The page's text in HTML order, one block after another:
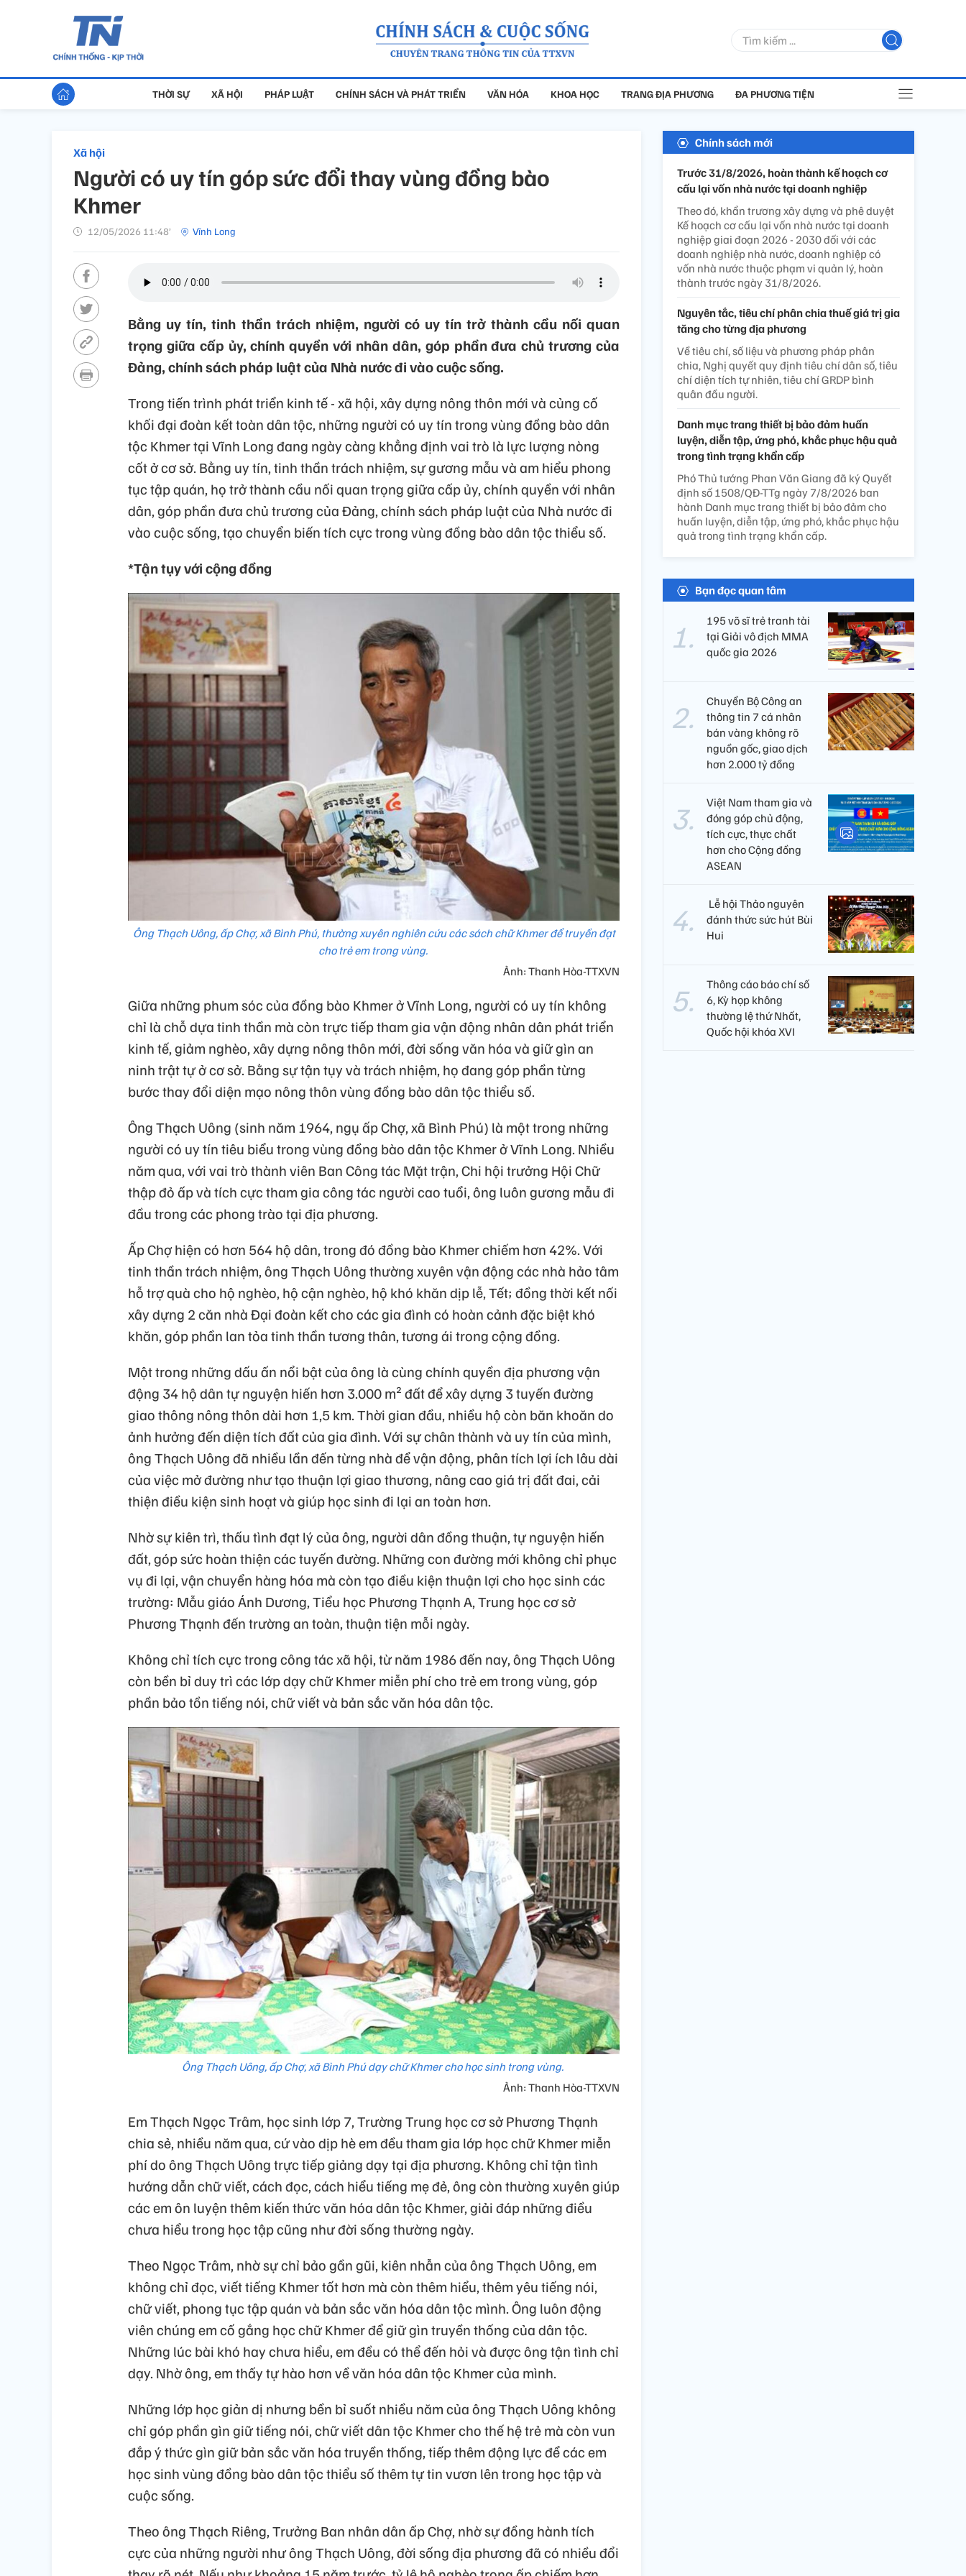
THỜI SỰ XÃ HỘI PHÁP LUẬT CHÍNH SÁCH VÀ PHÁT TRIỂN VĂN HÓA KHOA HỌC TRANG ĐỊA PHƯƠNG ĐA PHƯƠNG TIỆN
Xã hội
Người có uy tín góp sức đổi thay vùng đồng bào
Khmer
12/05/2026 11:48’ Vĩnh Long
Bằng uy tín, tinh thần trách nhiệm, người có uy tín trở thành cầu nối quan
trọng giữa cấp ủy, chính quyền với nhân dân, góp phần đưa chủ trương của
Đảng, chính sách pháp luật của Nhà nước đi vào cuộc sống.
Trong tiến trình phát triển kinh tế - xã hội, xây dựng nông thôn mới và củng cố
khối đại đoàn kết toàn dân tộc, những người có uy tín trong vùng đồng bào dân
tộc Khmer tại Vĩnh Long đang ngày càng khẳng định vai trò là lực lượng nòng
cốt ở cơ sở. Bằng uy tín, tinh thần trách nhiệm, sự gương mẫu và am hiểu phong
tục tập quán, họ trở thành cầu nối quan trọng giữa cấp ủy, chính quyền với nhân
dân, góp phần đưa chủ trương của Đảng, chính sách pháp luật của Nhà nước đi
vào cuộc sống, tạo chuyển biến tích cực trong vùng đồng bào dân tộc thiểu số.
*Tận tụy với cộng đồng
Ông Thạch Uông, ấp Chợ, xã Bình Phú, thường xuyên nghiên cứu các sách chữ Khmer để truyền đạt
cho trẻ em trong vùng.
Ảnh: Thanh Hòa-TTXVN
Giữa những phum sóc của đồng bào Khmer ở Vĩnh Long, người có uy tín không
chỉ là chỗ dựa tinh thần mà còn trực tiếp tham gia vận động nhân dân phát triển
kinh tế, giảm nghèo, xây dựng nông thôn mới, đời sống văn hóa và giữ gìn an
ninh trật tự ở cơ sở. Bằng sự tận tụy và trách nhiệm, họ đang góp phần từng
bước thay đổi diện mạo nông thôn vùng đồng bào dân tộc thiểu số.
Ông Thạch Uông (sinh năm 1964, ngụ ấp Chợ, xã Bình Phú) là một trong những
người có uy tín tiêu biểu trong vùng đồng bào dân tộc Khmer ở Vĩnh Long. Nhiều
năm qua, với vai trò thành viên Ban Công tác Mặt trận, Chi hội trưởng Hội Chữ
thập đỏ ấp và tích cực tham gia công tác người cao tuổi, ông luôn gương mẫu đi
đầu trong các phong trào tại địa phương.
Ấp Chợ hiện có hơn 564 hộ dân, trong đó đồng bào Khmer chiếm hơn 42%. Với
tinh thần trách nhiệm, ông Thạch Uông thường xuyên vận động các nhà hảo tâm
hỗ trợ quà cho hộ nghèo, hộ cận nghèo, hộ khó khăn dịp lễ, Tết; đồng thời kết nối
xây dựng 2 căn nhà Đại đoàn kết cho các gia đình có hoàn cảnh đặc biệt khó
khăn, góp phần lan tỏa tinh thần tương thân, tương ái trong cộng đồng.
Một trong những dấu ấn nổi bật của ông là cùng chính quyền địa phương vận
động 34 hộ dân tự nguyện hiến hơn 3.000 m² đất để xây dựng 3 tuyến đường
giao thông nông thôn dài hơn 1,5 km. Thời gian đầu, nhiều hộ còn băn khoăn do
ảnh hưởng đến diện tích đất của gia đình. Với sự chân thành và uy tín của mình,
ông Thạch Uông đã nhiều lần đến từng nhà để vận động, phân tích lợi ích lâu dài
của việc mở đường như tạo thuận lợi giao thương, nâng cao giá trị đất đai, cải
thiện điều kiện sinh hoạt và giúp học sinh đi lại an toàn hơn.
Nhờ sự kiên trì, thấu tình đạt lý của ông, người dân đồng thuận, tự nguyện hiến
đất, góp sức hoàn thiện các tuyến đường. Những con đường mới không chỉ phục
vụ đi lại, vận chuyển hàng hóa mà còn tạo điều kiện thuận lợi cho học sinh các
trường: Mẫu giáo Ánh Dương, Tiểu học Phương Thạnh A, Trung học cơ sở
Phương Thạnh đến trường an toàn, thuận tiện mỗi ngày.
Không chỉ tích cực trong công tác xã hội, từ năm 1986 đến nay, ông Thạch Uông
còn bền bỉ duy trì các lớp dạy chữ Khmer miễn phí cho trẻ em trong vùng, góp
phần bảo tồn tiếng nói, chữ viết và bản sắc văn hóa dân tộc.
Ông Thạch Uông, ấp Chợ, xã Bình Phú dạy chữ Khmer cho học sinh trong vùng.
Ảnh: Thanh Hòa-TTXVN
Em Thạch Ngọc Trâm, học sinh lớp 7, Trường Trung học cơ sở Phương Thạnh
chia sẻ, nhiều năm qua, cứ vào dịp hè em đều tham gia lớp học chữ Khmer miễn
phí do ông Thạch Uông trực tiếp giảng dạy tại địa phương. Không chỉ tận tình
hướng dẫn chữ viết, cách đọc, cách hiểu tiếng mẹ đẻ, ông còn thường xuyên giúp
các em ôn luyện thêm kiến thức văn hóa dân tộc Khmer, giải đáp những điều
chưa hiểu trong học tập cũng như đời sống thường ngày.
Theo Ngọc Trâm, nhờ sự chỉ bảo gần gũi, kiên nhẫn của ông Thạch Uông, em
không chỉ đọc, viết tiếng Khmer tốt hơn mà còn thêm hiểu, thêm yêu tiếng nói,
chữ viết, phong tục tập quán và bản sắc văn hóa dân tộc mình. Ông luôn động
viên chúng em cố gắng học chữ Khmer để giữ gìn truyền thống của dân tộc.
Những lúc bài khó hay chưa hiểu, em đều có thể đến hỏi và được ông tận tình chỉ
dạy. Nhờ ông, em thấy tự hào hơn về văn hóa dân tộc Khmer của mình.
Những lớp học giản dị nhưng bền bỉ suốt nhiều năm của ông Thạch Uông không
chỉ góp phần gìn giữ tiếng nói, chữ viết dân tộc Khmer cho thế hệ trẻ mà còn vun
đắp ý thức gìn giữ bản sắc văn hóa truyền thống, tiếp thêm động lực để các em
học sinh vùng đồng bào dân tộc thiểu số thêm tự tin vươn lên trong học tập và
cuộc sống.
Theo ông Thạch Riêng, Trưởng Ban nhân dân ấp Chợ, nhờ sự đồng hành tích
cực của những người như ông Thạch Uông, đời sống địa phương đã có nhiều đổi
Chính sách mới
Trước 31/8/2026, hoàn thành kế hoạch cơ
cấu lại vốn nhà nước tại doanh nghiệp
Theo đó, khẩn trương xây dựng và phê duyệt
Kế hoạch cơ cấu lại vốn nhà nước tại doanh
nghiệp giai đoạn 2026 - 2030 đối với các
doanh nghiệp nhà nước, doanh nghiệp có
vốn nhà nước thuộc phạm vi quản lý, hoàn
thành trước ngày 31/8/2026.
Nguyên tắc, tiêu chí phân chia thuế giá trị gia
tăng cho từng địa phương
Về tiêu chí, số liệu và phương pháp phân
chia, Nghị quyết quy định tiêu chí dân số, tiêu
chí diện tích tự nhiên, tiêu chí GRDP bình
quân đầu người.
Danh mục trang thiết bị bảo đảm huấn
luyện, diễn tập, ứng phó, khắc phục hậu quả
trong tình trạng khẩn cấp
Phó Thủ tướng Phan Văn Giang đã ký Quyết
định số 1508/QĐ-TTg ngày 7/8/2026 ban
hành Danh mục trang thiết bị bảo đảm cho
huấn luyện, diễn tập, ứng phó, khắc phục hậu
quả trong tình trạng khẩn cấp.
Bạn đọc quan tâm
195 võ sĩ trẻ tranh tài
tại Giải vô địch MMA
quốc gia 2026
Chuyển Bộ Công an
thông tin 7 cá nhân
bán vàng không rõ
nguồn gốc, giao dịch
hơn 2.000 tỷ đồng
Việt Nam tham gia và
đóng góp chủ động,
tích cực, thực chất
hơn cho Cộng đồng
ASEAN
​ Lễ hội Thảo nguyên
đánh thức sức hút Bùi
Hui
Thông cáo báo chí số
6, Kỳ họp không
thường lệ thứ Nhất,
Quốc hội khóa XVI